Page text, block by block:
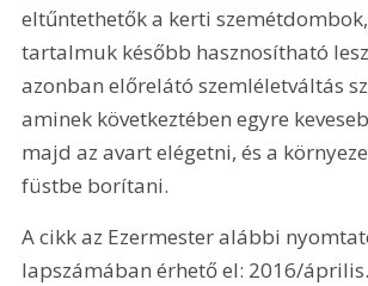
eltűntethetők a kerti
tartalmuk később hasznosítható
azonban előrelátó szemléletváltás
aminek következtében egyre
majd az avart elégetni, és a
füstbe borítani.
A cikk az Ezermester alábbi
lapszámában érhető el: 2016/április.